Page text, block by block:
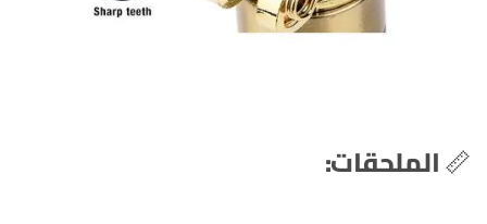
📏الملحقات: